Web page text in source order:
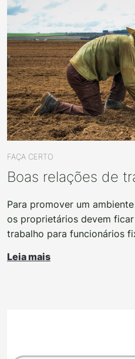
FAÇA CERTO
Boas relações de
Para promover um
os proprietários devem
trabalho para funcionários
Leia mais